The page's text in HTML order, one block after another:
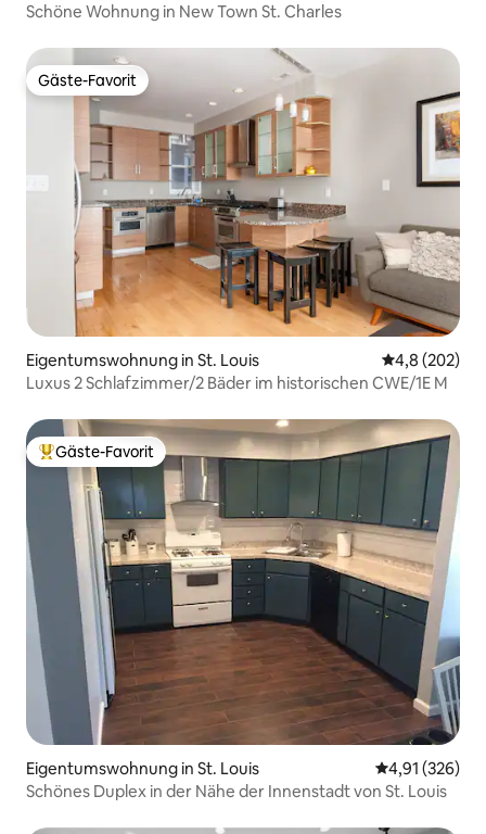
Schöne Wohnung in New Town St. Charles
Gäste-Favorit
Gäste-Favorit
Eigentumswohnung in St. Louis
4,8 (202)
Luxus 2 Schlafzimmer/2 Bäder im historischen CWE/1E M
Beliebter Gäste-Favorit.
Gäste-Favorit
Eigentumswohnung in St. Louis
4,91 (326)
Schönes Duplex in der Nähe der Innenstadt von St. Louis